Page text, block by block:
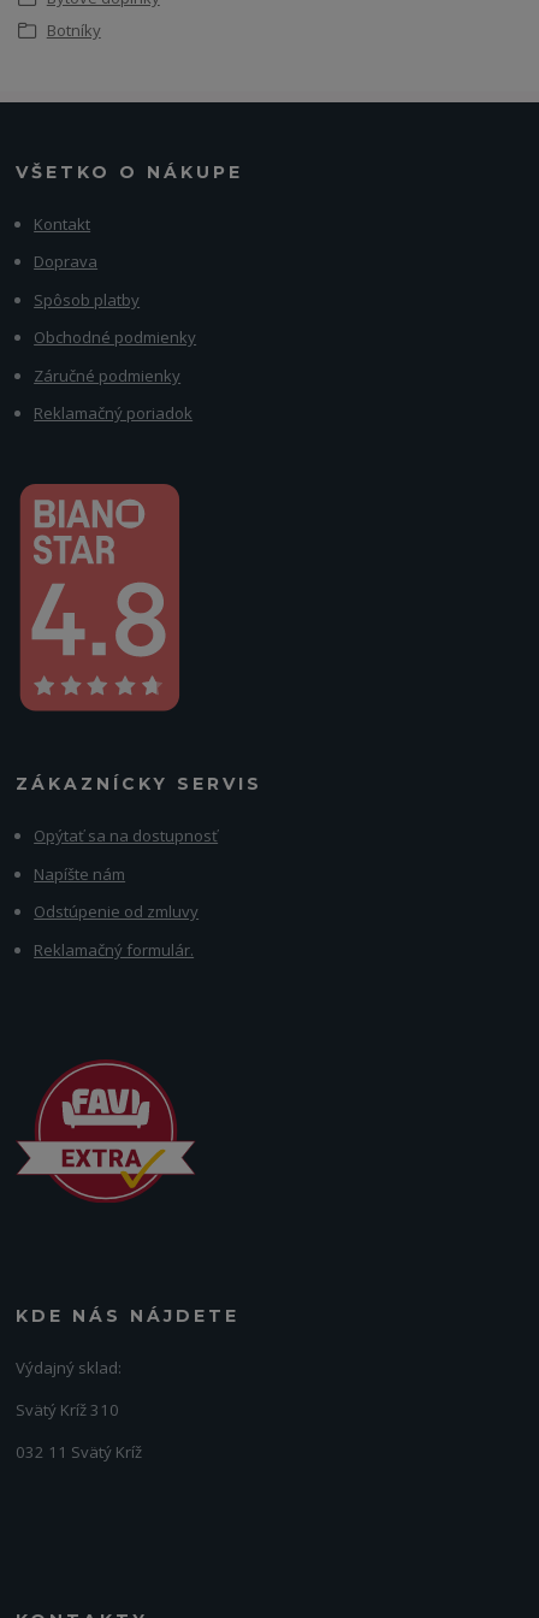
Botníky
VŠETKO O NÁKUPE
Kontakt
Doprava
Spôsob platby
Obchodné podmienky
Záručné podmienky
Reklamačný poriadok
ZÁKAZNÍCKY SERVIS
Opýtať sa na dostupnosť
Napíšte nám
Odstúpenie od zmluvy
Reklamačný formulár.
KDE NÁS NÁJDETE
Výdajný sklad:
Svätý Kríž 310
032 11 Svätý Kríž